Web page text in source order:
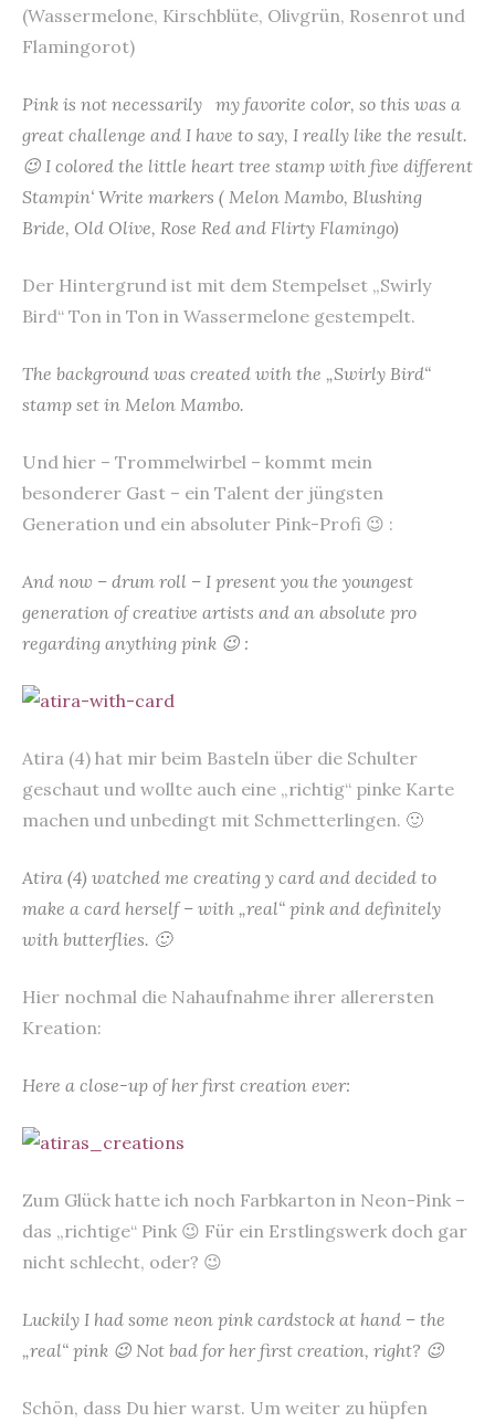
(Wassermelone, Kirschblüte, Olivgrün, Rosenrot und
Flamingorot)
Pink is not necessarily my favorite color, so this was a
great challenge and I have to say, I really like the result.
😉 I colored the little heart tree stamp with five different
Stampin‘ Write markers ( Melon Mambo, Blushing
Bride, Old Olive, Rose Red and Flirty Flamingo)
Der Hintergrund ist mit dem Stempelset „Swirly
Bird“ Ton in Ton in Wassermelone gestempelt.
The background was created with the „Swirly Bird“
stamp set in Melon Mambo.
Und hier – Trommelwirbel – kommt mein
besonderer Gast – ein Talent der jüngsten
Generation und ein absoluter Pink-Profi 😉 :
And now – drum roll – I present you the youngest
generation of creative artists and an absolute pro
regarding anything pink 😉 :
Atira (4) hat mir beim Basteln über die Schulter
geschaut und wollte auch eine „richtig“ pinke Karte
machen und unbedingt mit Schmetterlingen. 🙂
Atira (4) watched me creating y card and decided to
make a card herself – with „real“ pink and definitely
with butterflies. 🙂
Hier nochmal die Nahaufnahme ihrer allerersten
Kreation:
Here a close-up of her first creation ever:
Zum Glück hatte ich noch Farbkarton in Neon-Pink –
das „richtige“ Pink 😉 Für ein Erstlingswerk doch gar
nicht schlecht, oder? 😉
Luckily I had some neon pink cardstock at hand – the
„real“ pink 😉 Not bad for her first creation, right? 😉
Schön, dass Du hier warst. Um weiter zu hüpfen